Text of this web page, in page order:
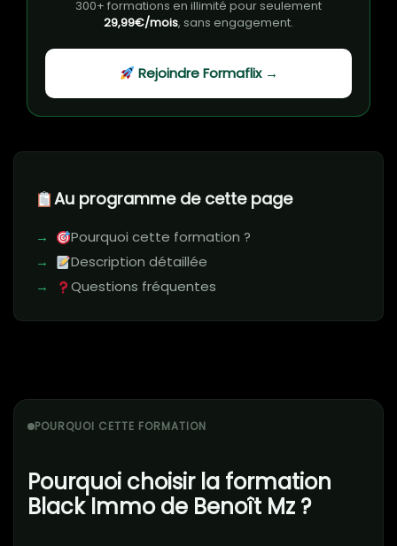
Au programme de cette page
Pourquoi cette formation ?
Description détaillée
Questions fréquentes
POURQUOI CETTE FORMATION
Pourquoi choisir la formation
Black Immo de Benoît Mz ?
300+ formations en illimité pour seulement
29,99€/mois, sans engagement.
Rejoindre Formaflix →